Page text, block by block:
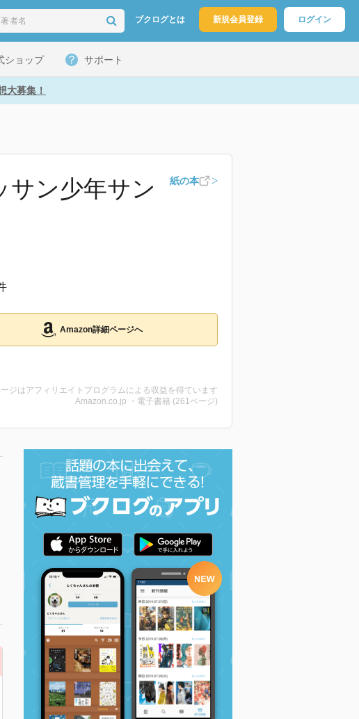
ブクログとは 新規会員登録 ログイン
ショップ サポート
大募集！
サン少年サン
紙の本
Amazon詳細ページへ
ジはアフィリエイトプログラムによる収益を得ています
Amazon.co.jp ・電子書籍 (261ページ)